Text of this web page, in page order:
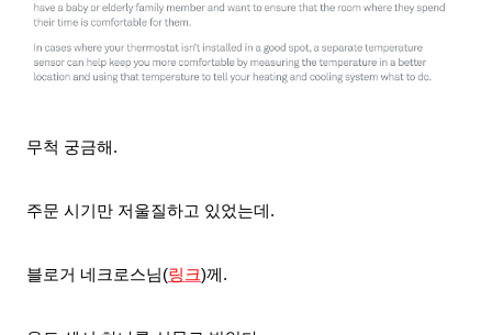
무척 궁금해.
주문 시기만 저울질하고 있었는데.
블로거 네크로스님(링크)께.